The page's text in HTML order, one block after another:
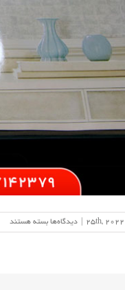
دیدگاه‌ها برای
کاغذ
بسته هستند